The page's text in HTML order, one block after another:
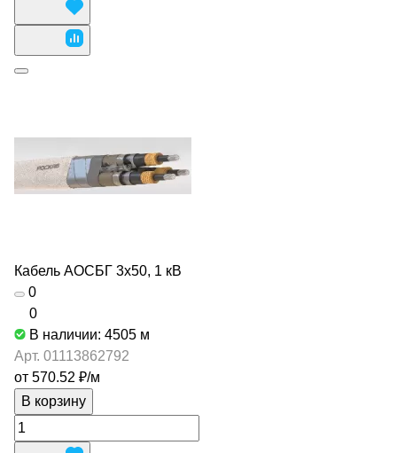
Кабель АОСБГ 3х50, 1 кВ
0
0
В наличии: 4505 м
Арт. 01113862792
от 570.52 ₽/м
В корзину